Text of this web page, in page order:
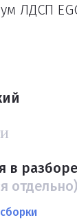
ЛДСП
в разборе
отдельно)